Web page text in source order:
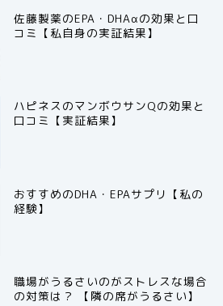
佐藤製薬のEPA・DHAαの効果と口
コミ【私自身の実証結果】
ハピネスのマンボウサンQの効果と
口コミ【実証結果】
おすすめのDHA・EPAサプリ【私の
経験】
職場がうるさいのがストレスな場合
の対策は？ 【隣の席がうるさい】